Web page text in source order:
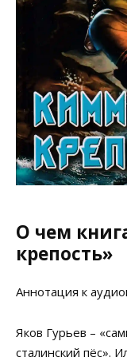
О чем
крепость»
Аннотация к
Яков Гурьев –
сталинский пёс».